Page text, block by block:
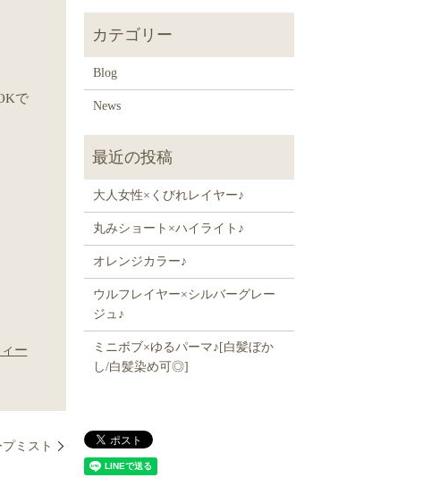
で
ー
ミスト
Blog
News
大人女性×くびれレイヤー♪
丸みショート×ハイライト♪
オレンジカラー♪
ウルフレイヤー×シルバーグレー
ジュ♪
ミニボブ×ゆるパーマ♪[白髪ぼか
し/白髪染め可◎]